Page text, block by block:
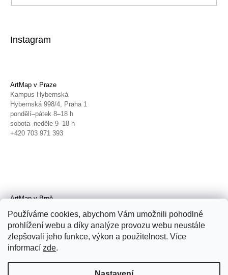
Používáme cookies, abychom Vám umožnili pohodlné
prohlížení webu a díky analýze provozu webu neustále
zlepšovali jeho funkce, výkon a použitelnost. Více
informací zde.
Instagram
ArtMap v Praze
Kampus Hybernská
Hybernská 998/4, Praha 1
pondělí–pátek 8–18 h
sobota–neděle 9–18 h
+420 703 971 393
ArtMap v Brně
Radnická 4, Brno
úterý–pátek 11–19 h
sobota 14–19 h
+420 702 152 298